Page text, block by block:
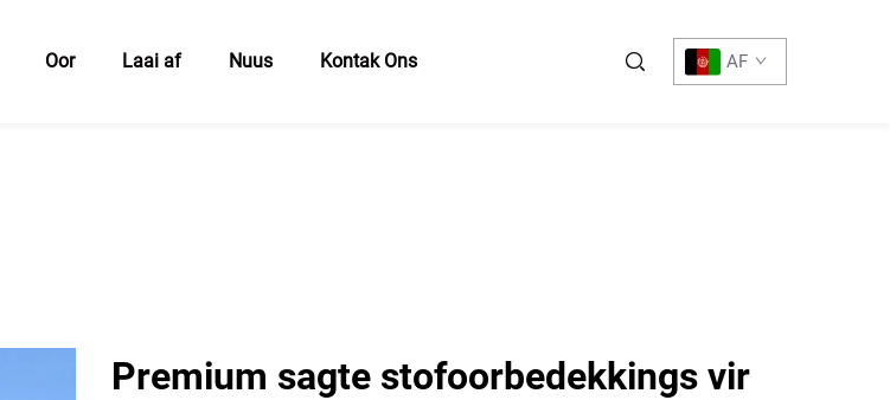
Oor Laai af Nuus Kontak Ons AF
Premium sagte stofoorbedekkings vir